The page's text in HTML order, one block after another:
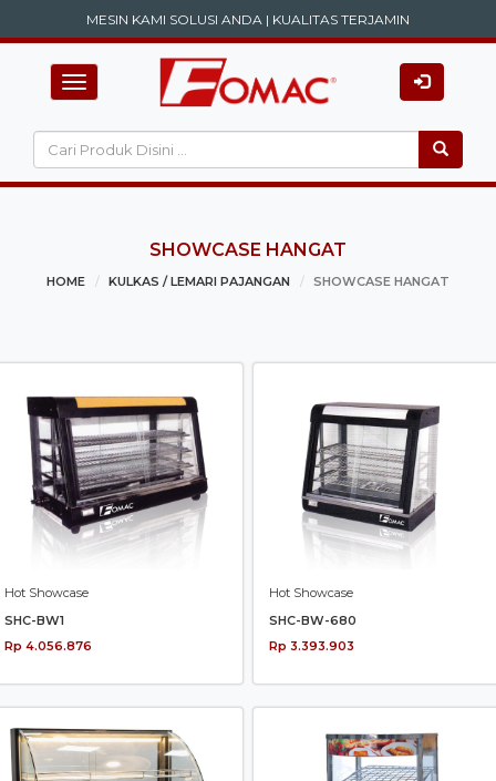
MESIN KAMI SOLUSI ANDA | KUALITAS TERJAMIN
Toggle
navigation
SHOWCASE HANGAT
HOME KULKAS / LEMARI PAJANGAN SHOWCASE HANGAT
Hot Showcase
SHC-BW1
Rp 4.056.876
Hot Showcase
SHC-BW-680
Rp 3.393.903